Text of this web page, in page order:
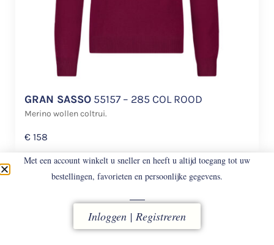
GRAN SASSO 55157 – 285 COL ROOD
Merino wollen coltrui.
€ 158
Met een account winkelt u sneller en heeft u altijd toegang tot uw
bestellingen, favorieten en persoonlijke gegevens.
Inloggen | Registreren